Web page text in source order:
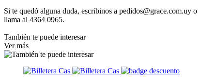
Si te quedó alguna duda, escribinos a pedidos@grace.com.uy o
llama al 4364 0965.
También te puede interesar
Ver más